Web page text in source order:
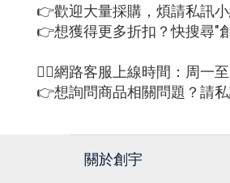
👉歡迎大量採購，煩請私訊小
👉想獲得更多折扣？快搜尋"
🙋‍♀網路客服上線時間：周一
👉想詢問商品相關問題？請
關於創宇